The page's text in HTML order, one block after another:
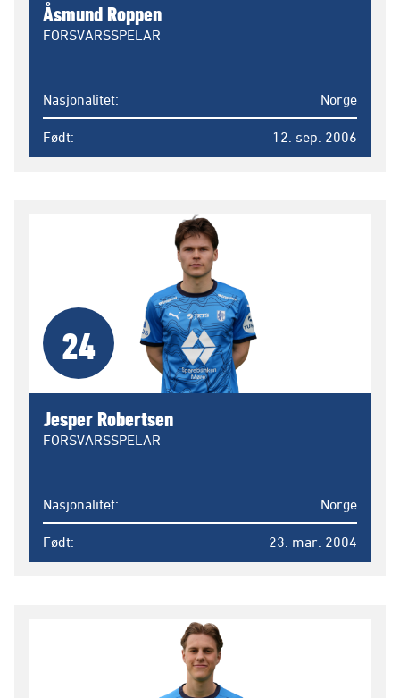
Åsmund Roppen
FORSVARSSPELAR
Nasjonalitet Norge
Født 12. sep. 2006
24
Jesper Robertsen
FORSVARSSPELAR
Nasjonalitet Norge
Født 23. mar. 2004